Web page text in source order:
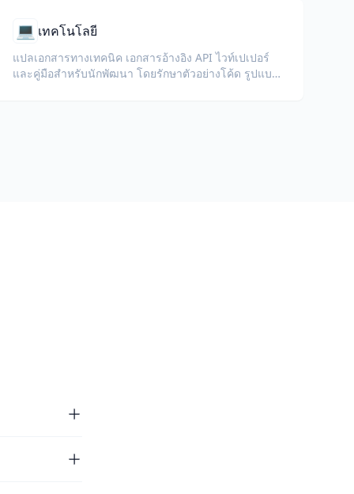
💻 เทคโนโลยี
แปลเอกสารทางเทคนิค เอกสารอ้างอิง API ไวท์เปเปอร์
และคู่มือสำหรับนักพัฒนา โดยรักษาตัวอย่างโค้ด รูปแบบ